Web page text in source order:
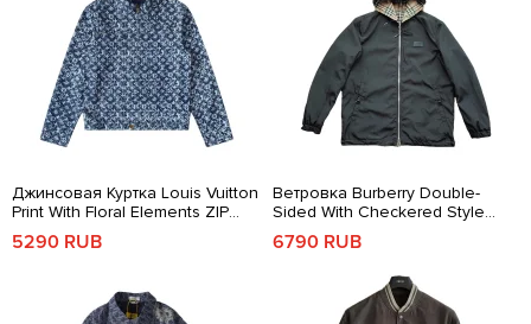
Джинсовая Куртка Louis Vuitton
Print With Floral Elements ZIP
Blue
5290 RUB
Ветровка Burberry Double-
Sided With Checkered Style
Black/Brown
6790 RUB